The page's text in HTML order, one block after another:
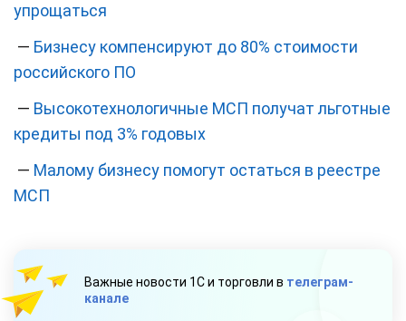
упрощаться
— Бизнесу компенсируют до 80% стоимости
российского ПО
— Высокотехнологичные МСП получат льготные
кредиты под 3% годовых
— Малому бизнесу помогут остаться в реестре
МСП
Важные новости 1С и торговли в телеграм-
канале